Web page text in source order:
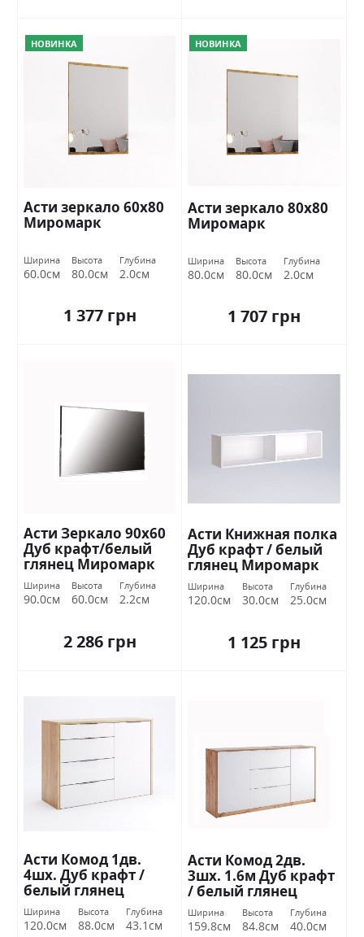
НОВИНКА
Асти зеркало 60х80
Миромарк
Ширина
60.0см
Высота
80.0см
Глубина
2.0см
1 377 грн
НОВИНКА
Асти зеркало 80х80
Миромарк
Ширина
80.0см
Высота
80.0см
Глубина
2.0см
1 707 грн
Асти Зеркало 90х60
Дуб крафт/белый
глянец Миромарк
Ширина
90.0см
Высота
60.0см
Глубина
2.2см
2 286 грн
Асти Книжная полка
Дуб крафт / белый
глянец Миромарк
Ширина
120.0см
Высота
30.0см
Глубина
25.0см
1 125 грн
Асти Комод 1дв.
4шх. Дуб крафт /
белый глянец
Миромарк
Ширина
120.0см
Высота
88.0см
Глубина
43.1см
Асти Комод 2дв.
3шх. 1.6м Дуб крафт
/ белый глянец
Миромарк
Ширина
159.8см
Высота
84.8см
Глубина
40.0см